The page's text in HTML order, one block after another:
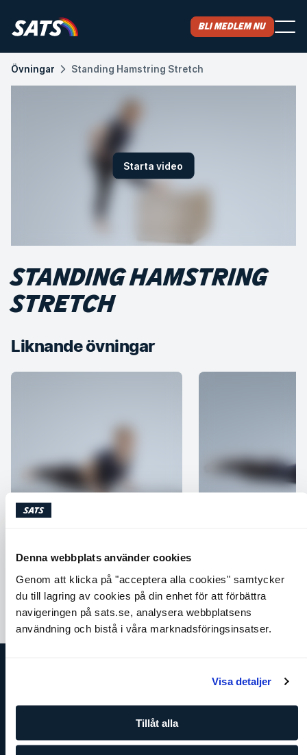
Denna webbplats använder cookies
Genom att klicka på "acceptera alla cookies" samtycker
du till lagring av cookies på din enhet för att förbättra
navigeringen på sats.se, analysera webbplatsens
användning och bistå i våra marknadsföringsinsatser.
Visa detaljer
Tillåt alla
Bli medlem nu
Övningar Standing Hamstring Stretch
Starta video
STANDING HAMSTRING
STRETCH
Liknande övningar
Det här är SATS
Press